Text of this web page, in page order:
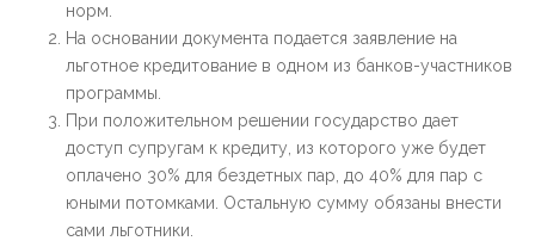
норм.
На основании документа подается заявление на
льготное кредитование в одном из банков-участников
программы.
При положительном решении государство дает
доступ супругам к кредиту, из которого уже будет
оплачено 30% для бездетных пар, до 40% для пар с
юными потомками. Остальную сумму обязаны внести
сами льготники.